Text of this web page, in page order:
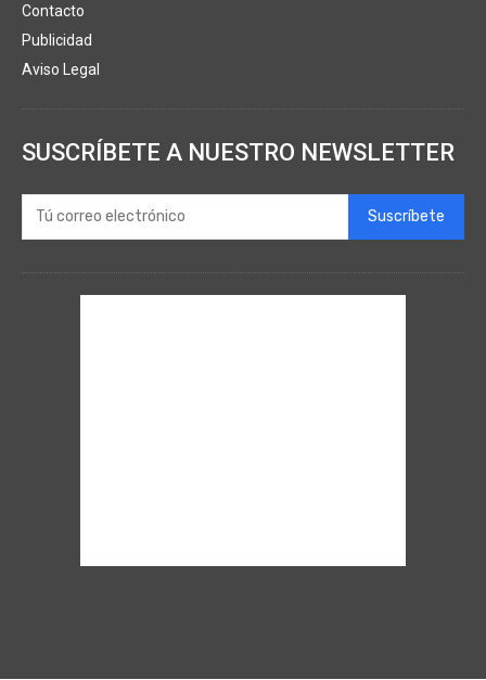
Contacto
Publicidad
Aviso Legal
SUSCRÍBETE A NUESTRO NEWSLETTER
Suscríbete